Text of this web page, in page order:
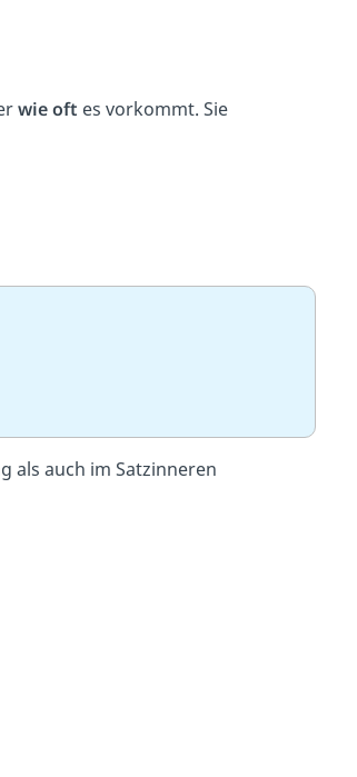
wie oft es vorkommt. Sie
als auch im Satzinneren